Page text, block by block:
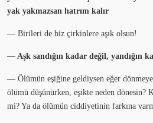
yak yakmazsan hatrım kalır
— Birileri de biz çirkinlere aşık olsun!
— Aşk sandığın kadar değil, yandığın
— Ölümün eşiğine geldiysen eğer
ölümü düşünürken, eşikte neden dönesin?
mi? Ya da ölümün ciddiyetinin farkına